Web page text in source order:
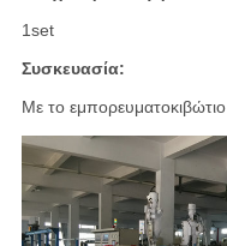
1set
Συσκευασία:
Με το εμπορευματοκιβώτιο